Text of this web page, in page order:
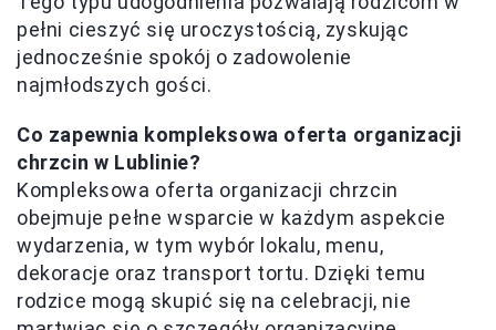
pełni cieszyć się uroczystością, zyskując
jednocześnie spokój o zadowolenie
najmłodszych gości.
Co zapewnia kompleksowa oferta organizacji
chrzcin w Lublinie?
Kompleksowa oferta organizacji chrzcin
obejmuje pełne wsparcie w każdym aspekcie
wydarzenia, w tym wybór lokalu, menu,
dekoracje oraz transport tortu. Dzięki temu
rodzice mogą skupić się na celebracji, nie